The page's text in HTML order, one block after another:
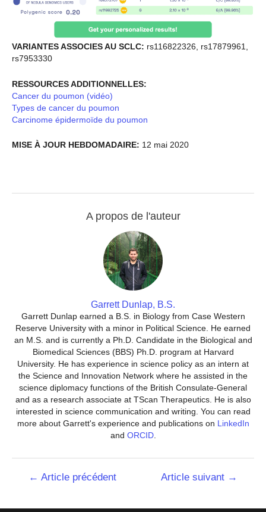
VARIANTES ASSOCIES AU SCLC: rs116822326, rs17879961,
rs7953330
RESSOURCES ADDITIONNELLES:
Cancer du poumon (vidéo)
Types de cancer du poumon
Carcinome épidermoïde du poumon
MISE À JOUR HEBDOMADAIRE: 12 mai 2020
A propos de l'auteur
Garrett Dunlap, B.S.
Garrett Dunlap earned a B.S. in Biology from Case Western
Reserve University with a minor in Political Science. He earned
an M.S. and is currently a Ph.D. Candidate in the Biological and
Biomedical Sciences (BBS) Ph.D. program at Harvard
University. He has experience in science policy as an intern at
the Science and Innovation Network where he assisted in the
science diplomacy functions of the British Consulate-General
and as a research associate at TScan Therapeutics. He is also
interested in science communication and writing. You can read
more about Garrett's experience and publications on LinkedIn
and ORCID.
Navigation
← Article précédent Article suivant →